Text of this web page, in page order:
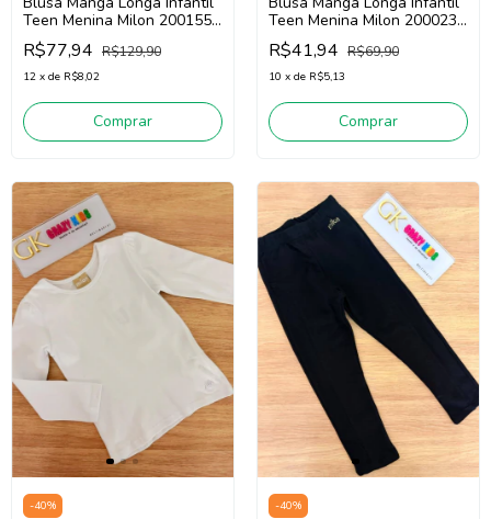
Teen Menina Milon 2001557
(Off White)
R$77,94 R$129,90
12 x de R$8,02
Comprar
Teen Menina Milon 2000238
(Preto)
R$41,94 R$69,90
10 x de R$5,13
Comprar
-40% -40%